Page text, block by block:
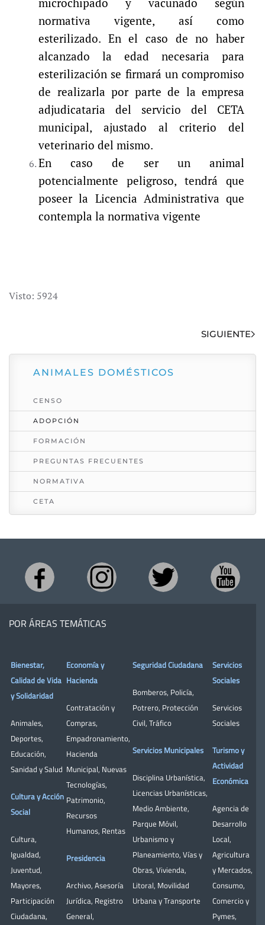
microchipado y vacunado según
normativa vigente, así como
esterilizado. En el caso de no haber
alcanzado la edad necesaria para
esterilización se firmará un compromiso
de realizarla por parte de la empresa
adjudicataria del servicio del CETA
municipal, ajustado al criterio del
veterinario del mismo.
En caso de ser un animal
potencialmente peligroso, tendrá que
poseer la Licencia Administrativa que
contempla la normativa vigente
Visto: 5924
SIGUIENTE
ANIMALES DOMÉSTICOS
CENSO
ADOPCIÓN
FORMACIÓN
PREGUNTAS FRECUENTES
NORMATIVA
CETA
POR ÁREAS TEMÁTICAS
Bienestar,
Calidad de Vida
y Solidaridad
Animales,
Deportes,
Educación,
Sanidad y Salud
Cultura y Acción
Social
Cultura,
Igualdad,
Juventud,
Mayores,
Participación
Ciudadana,
Economía y
Hacienda
Contratación y
Compras,
Empadronamiento,
Hacienda
Municipal, Nuevas
Tecnologías,
Patrimonio,
Recursos
Humanos, Rentas
Presidencia
Archivo, Asesoría
Jurídica, Registro
General,
Seguridad Ciudadana
Bomberos, Policía,
Potrero, Protección
Civil, Tráfico
Servicios Municipales
Disciplina Urbanística,
Licencias Urbanísticas,
Medio Ambiente,
Parque Móvil,
Urbanismo y
Planeamiento, Vías y
Obras, Vivienda,
Litoral, Movilidad
Urbana y Transporte
Servicios
Sociales
Servicios
Sociales
Turismo y
Actividad
Económica
Agencia de
Desarrollo
Local,
Agricultura
y Mercados,
Consumo,
Comercio y
Pymes,